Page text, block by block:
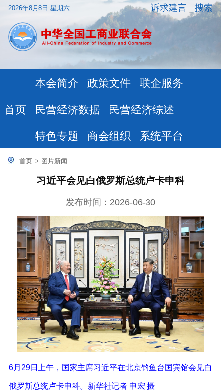
2026年8月8日 星期六 搜索
诉求建言
首页
本会简介 政策文件 联企服务
民营经济数据 民营经济综述
特色专题 商会组织 系统平台
首页 > 图片新闻
习近平会见白俄罗斯总统卢卡申科
发布时间：2026-06-30
6月29日上午，国家主席习近平在北京钓鱼台国宾馆会见白
俄罗斯总统卢卡申科。新华社记者 申宏 摄